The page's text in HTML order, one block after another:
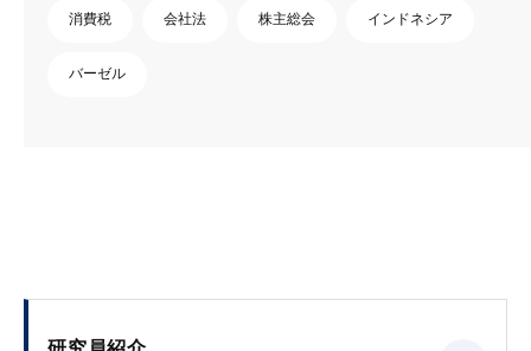
消費税 会社法 株主総会 インドネシア
バーゼル